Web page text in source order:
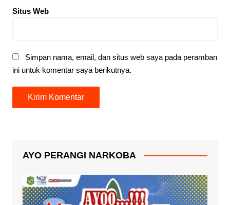
Situs Web
Simpan nama, email, dan situs web saya pada peramban
ini untuk komentar saya berikutnya.
AYO PERANGI NARKOBA